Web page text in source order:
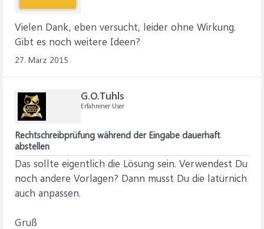
Vielen Dank, eben versucht, leider ohne Wirkung.
Gibt es noch weitere Ideen?
27. März 2015
G.O.Tuhls
Erfahrener User
Rechtschreibprüfung während der Eingabe dauerhaft
abstellen
Das sollte eigentlich die Lösung sein. Verwendest Du
noch andere Vorlagen? Dann musst Du die latürnich
auch anpassen.
Gruß